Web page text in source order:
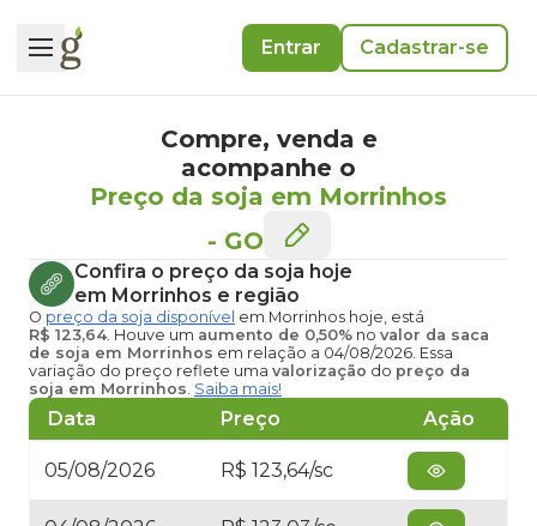
Entrar Cadastrar-se
Compre, venda e
acompanhe o
Preço da soja em Morrinhos
- GO
Confira o preço da soja hoje
em Morrinhos e região
O preço da soja disponível em Morrinhos hoje, está
R$ 123,64. Houve um aumento de 0,50% no valor da saca
de soja em Morrinhos em relação a 04/08/2026. Essa
variação do preço reflete uma valorização do preço da
soja em Morrinhos. Saiba mais!
Data Preço Ação
05/08/2026 R$ 123,64/sc